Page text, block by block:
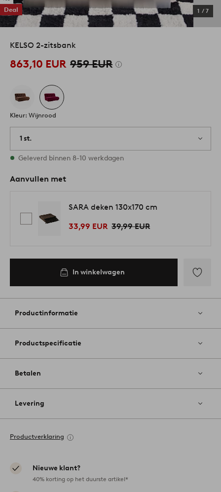
Deal 1 / 7
KELSO 2-zitsbank
863,10 EUR 959 EUR
Kleur: Wijnrood
1 st.
Op voorraad
Geleverd binnen 8-10 werkdagen
Aanvullen met
SARA deken 130x170 cm
33,99 EUR 39,99 EUR
In winkelwagen
aan
Productinformatie
Productspecificatie
Betalen
Levering
Productverklaring
Nieuwe klant?
40% korting op het duurste artikel*